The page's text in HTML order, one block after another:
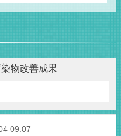
物改善成果
09:07